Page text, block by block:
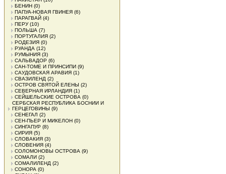
БЕНИН (0)
ПАПУА-НОВАЯ ГВИНЕЯ (6)
ПАРАГВАЙ (4)
ПЕРУ(10)
ПОЛЬША (7)
ПОРТУГАЛИЯ (2)
РОДЕЗИЯ (0)
РУАНДА (12)
РУМЫНИЯ (3)
САЛЬВАДОР (6)
САН-ТОМЕ И ПРИНСИПИ (9)
САУДОВСКАЯ АРАВИЯ (1)
СВАЗИЛЕНД (2)
ОСТРОВ СВЯТОЙ ЕЛЕНЫ (2)
СЕВЕРНАЯ ИРЛАНДИЯ (1)
СЕЙШЕЛЬСКИЕ ОСТРОВА (0)
СЕРБСКАЯ РЕСПУБЛИКА БОСНИИ И
ГЕРЦЕГОВИНЫ (9)
СЕНЕГАЛ (2)
СЕН-ПЬЕР И МИКЕЛОН (0)
СИНГАПУР (8)
СИРИЯ (5)
СЛОВАКИЯ (3)
СЛОВЕНИЯ (4)
СОЛОМОНОВЫ ОСТРОВА (9)
СОМАЛИ (2)
СОМАЛИЛЕНД (2)
СОНОРА (0)